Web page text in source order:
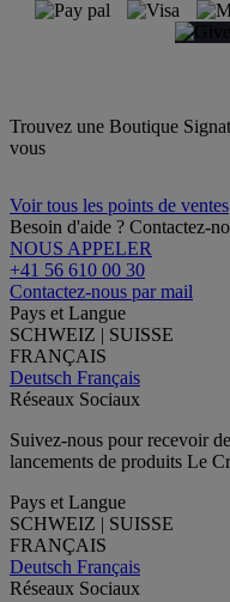
Trouvez une Boutique
vous
Voir tous les points de ventes
Besoin d'aide ? Contactez-
NOUS APPELER
+41 56 610 00 30
Contactez-nous par mail
Pays et Langue
SCHWEIZ | SUISSE
FRANÇAIS
Deutsch Français
Réseaux Sociaux
Suivez-nous pour recevoir
lancements de produits Le
Pays et Langue
SCHWEIZ | SUISSE
FRANÇAIS
Deutsch Français
Réseaux Sociaux